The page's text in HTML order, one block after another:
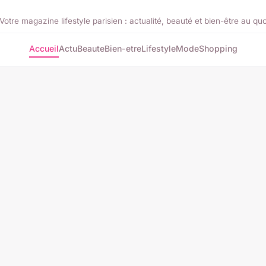
magazine lifestyle parisien : actualité, beauté et bien-être au
AccueilActuBeauteBien-etreLifestyleModeShopping